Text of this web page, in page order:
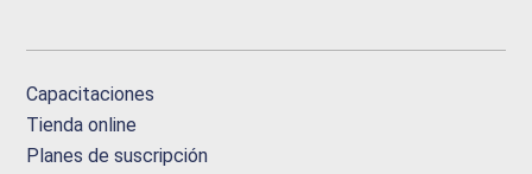
Capacitaciones
Tienda online
Planes de suscripción